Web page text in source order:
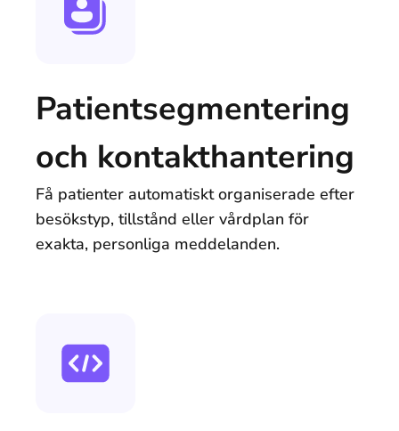
Patientsegmentering
och kontakthantering
Få patienter automatiskt organiserade efter
besökstyp, tillstånd eller vårdplan för
exakta, personliga meddelanden.